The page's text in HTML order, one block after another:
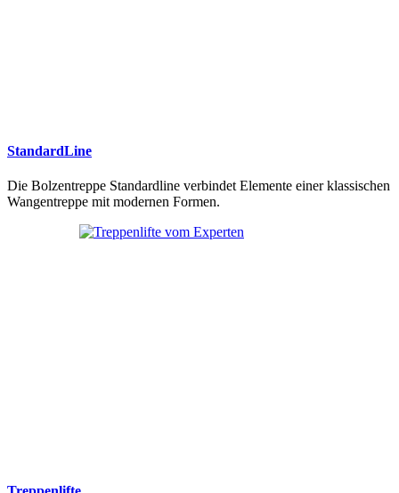
StandardLine
Die Bolzentreppe Standardline verbindet Elemente einer klassischen
Wangentreppe mit modernen Formen.